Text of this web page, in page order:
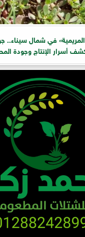
في شمال سيناء..
أسرار الإنتاج وجودة